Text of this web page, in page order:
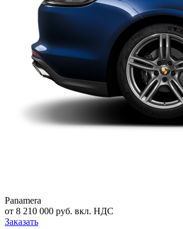
Panamera
от 8 210 000 руб. вкл. НДС
Заказать